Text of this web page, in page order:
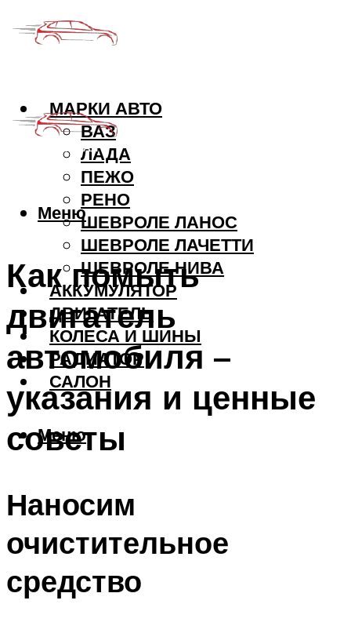
МАРКИ АВТО
ВАЗ
ЛАДА
ПЕЖО
РЕНО
ШЕВРОЛЕ ЛАНОС
ШЕВРОЛЕ ЛАЧЕТТИ
ШЕВРОЛЕ НИВА
АККУМУЛЯТОР
ДВИГАТЕЛЬ
КОЛЕСА И ШИНЫ
РАДИАТОР
САЛОН
Меню
Меню
Как помыть
двигатель
автомобиля –
указания и ценные
советы
Наносим
очистительное
средство